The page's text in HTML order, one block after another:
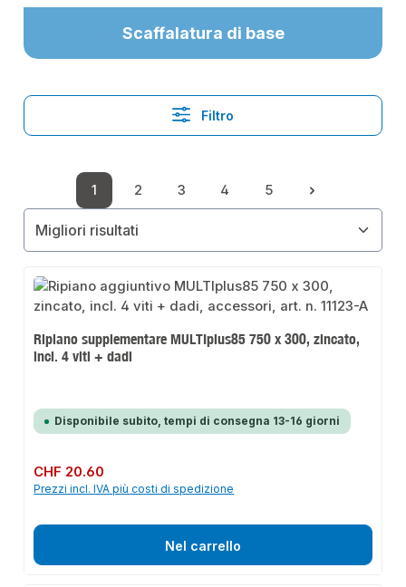
Scaffalatura di base
Filtro
Pagina
1
Pagina
2
Pagina
3
Pagina
4
Pagina
5
Ripiano supplementare MULTIplus85 750 x 300, zincato,
incl. 4 viti + dadi
Disponibile subito, tempi di consegna 13-16 giorni
Prezzo normale:
CHF 20.60
Prezzi incl. IVA più costi di spedizione
Nel carrello